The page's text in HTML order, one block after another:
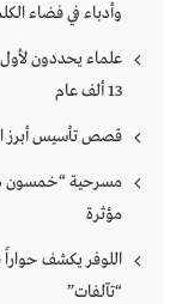
وأدباء في فضاء
علماء يحددون
13 ألف عام
قصص تأسيس أبرز
مسرحية “خمسون
مؤثرة
اللوفر يكشف حواراً
“تآلفات”